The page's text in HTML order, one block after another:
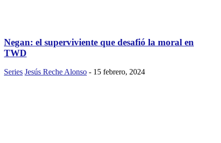
Negan: el superviviente que desafió la moral en
TWD
Series Jesús Reche Alonso - 15 febrero, 2024